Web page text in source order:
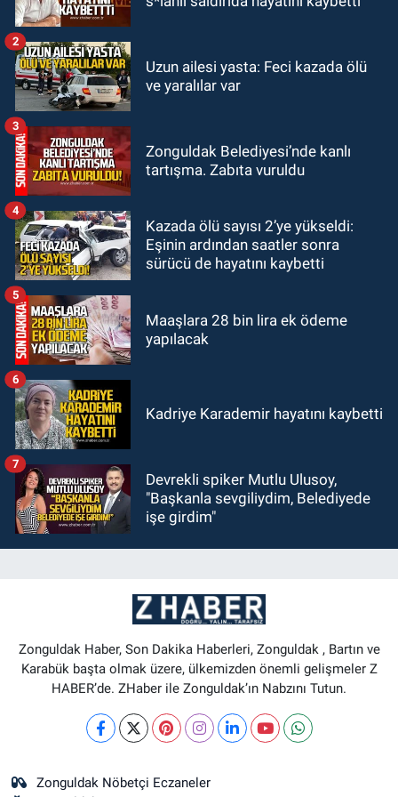
Gökmen'i kadrosuna kattı
17:39Şampiyondan GMİS'e
13:39Abdulkadir Özdemir
Uzun ailesi yasta: Feci kazada ölü
ve yaralılar var
2
Zonguldak Belediyesi’nde kanlı
tartışma. Zabıta vuruldu
3
Kazada ölü sayısı 2’ye yükseldi:
Eşinin ardından saatler sonra
sürücü de hayatını kaybetti
4
Maaşlara 28 bin lira ek ödeme
yapılacak
5
Kadriye Karademir hayatını kaybetti
6
Devrekli spiker Mutlu Ulusoy,
"Başkanla sevgiliydim, Belediyede
işe girdim"
7
Zonguldak Haber, Son Dakika Haberleri, Zonguldak , Bartın ve
Karabük başta olmak üzere, ülkemizden önemli gelişmeler Z
HABER’de. ZHaber ile Zonguldak’ın Nabzını Tutun.
Zonguldak Nöbetçi Eczaneler